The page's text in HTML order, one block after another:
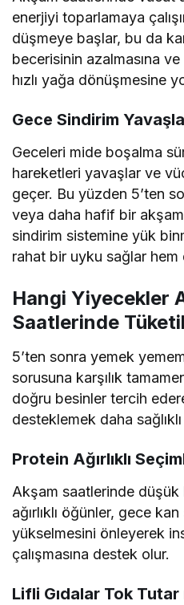
enerjiyi toparlamaya
düşmeye başlar, bu da
becerisinin azalmasına
hızlı yağa dönüşmesine
Gece Sindirim
Geceleri mide boşalma
hareketleri yavaşlar ve
geçer. Bu yüzden 5’ten
veya daha hafif bir
sindirim sistemine yük
rahat bir uyku sağlar hem
Hangi Yiyecekler
Saatlerinde
5’ten sonra yemek
sorusuna karşılık
doğru besinler tercih
desteklemek daha
Protein Ağırlıklı
Akşam saatlerinde düşük
ağırlıklı öğünler, gece
yükselmesini önleyerek
çalışmasına destek olur.
Lifli Gıdalar Tok Tutar